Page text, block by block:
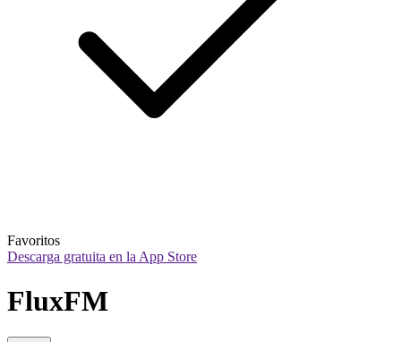
Favoritos
Descarga gratuita en la App Store
FluxFM